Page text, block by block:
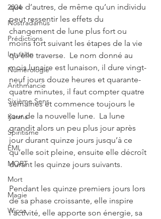
2024
Nostradamus
Prédictions
Intuition
Numérologie
Arithmancie
Sixième Sens
Karma
Spiritisme
EMI
MORT
Mort
Magie
Wicca
que d’autres, de même qu’un individu
peut ressentir les effets du
changement de lune plus fort ou
moins fort suivant les étapes de la vie
qu’elle traverse.  Le nom donné au
mois lunaire est lunaison, il dure vingt-
neuf jours douze heures et quarante-
quatre minutes, il faut compter quatre
semaines et commence toujours le
jour de la nouvelle lune.  La lune
grandit alors un peu plus jour après
jour durant quinze jours jusqu’à ce
qu’elle soit pleine, ensuite elle décroît
durant les quinze jours suivants.
Pendant les quinze premiers jours lors
de sa phase croissante, elle inspire
l’activité, elle apporte son énergie, sa